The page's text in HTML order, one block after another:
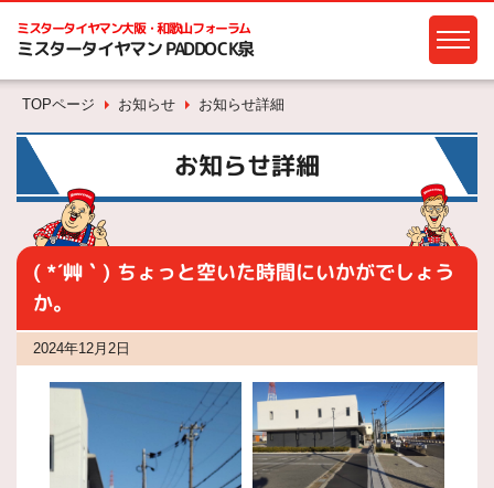
ミスタータイヤマン大阪・和歌山フォーラム
ミスタータイヤマン PADDOCK泉
TOPページ お知らせ お知らせ詳細
お知らせ詳細
( *´艸｀) ちょっと空いた時間にいかがでしょう
か。
2024年12月2日